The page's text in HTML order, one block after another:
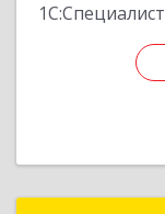
1С:Специалист